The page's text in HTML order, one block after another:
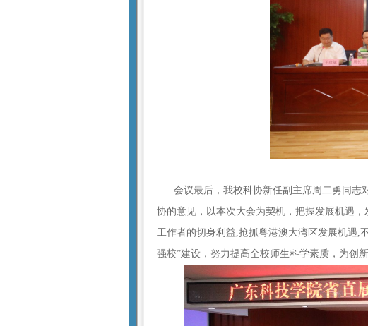
会议最后，我校科协新任副主席周二勇同志
协的意见，以本次大会为契机，把握发展机遇
工作者的切身利益,抢抓粤港澳大湾区发展机遇,
强校”建设，努力提高全校师生科学素质，为创